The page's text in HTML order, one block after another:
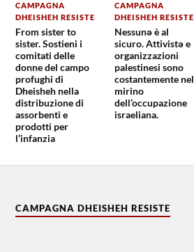
CAMPAGNA
DHEISHEH RESISTE
From sister to
sister. Sostieni i
comitati delle
donne del campo
profughi di
Dheisheh nella
distribuzione di
assorbenti e
prodotti per
l’infanzia
CAMPAGNA
DHEISHEH RESISTE
Nessunə è al
sicuro. Attivistə e
organizzazioni
palestinesi sono
costantemente nel
mirino
dell’occupazione
israeliana.
CAMPAGNA DHEISHEH RESISTE